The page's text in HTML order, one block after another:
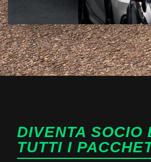
DIVENTA SOCIO
TUTTI I